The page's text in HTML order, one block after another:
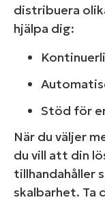
distribuera
hjälpa dig:
Stöd för
När du väljer
du vill att din
tillhandahåller
skalbarhet. Ta